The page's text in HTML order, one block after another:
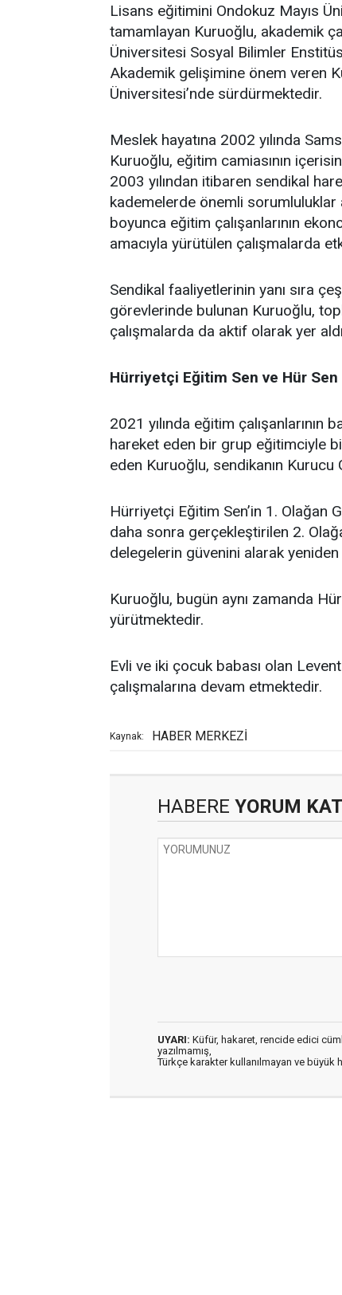
Lisans eğitimini Ondokuz Mayıs
tamamlayan Kuruoğlu, akademik
Üniversitesi Sosyal Bilimler
Akademik gelişimine önem veren
Üniversitesi’nde sürdürmektedir.
Meslek hayatına 2002 yılında
Kuruoğlu, eğitim camiasının
2003 yılından itibaren sendikal
kademelerde önemli sorumluluklar
boyunca eğitim çalışanlarının
amacıyla yürütülen çalışmalarda
Sendikal faaliyetlerinin yanı sıra
görevlerinde bulunan Kuruoğlu,
çalışmalarda da aktif olarak yer
Hürriyetçi Eğitim Sen ve Hür
2021 yılında eğitim çalışanlarının
hareket eden bir grup eğitimciyle
eden Kuruoğlu, sendikanın Kurucu
Hürriyetçi Eğitim Sen’in 1. Olağan
daha sonra gerçekleştirilen 2.
delegelerin güvenini alarak
Kuruoğlu, bugün aynı zamanda
yürütmektedir.
Evli ve iki çocuk babası olan
çalışmalarına devam etmektedir.
Kaynak: HABER MERKEZİ
HABERE YORUM KAT
UYARI: Küfür, hakaret, rencide edici
yazılmamış,
Türkçe karakter kullanılmayan ve büyük